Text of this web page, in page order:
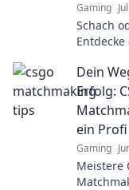
Gaming
Schach
für
Denker
jetzt!
Dein
Erfolg:
ein Profi
Gaming
Meistere